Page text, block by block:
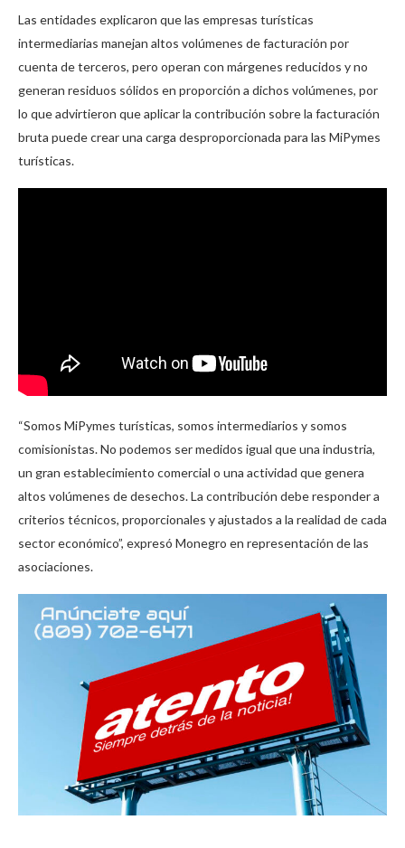
Las entidades explicaron que las empresas turísticas
intermediarias manejan altos volúmenes de facturación por
cuenta de terceros, pero operan con márgenes reducidos y no
generan residuos sólidos en proporción a dichos volúmenes, por
lo que advirtieron que aplicar la contribución sobre la facturación
bruta puede crear una carga desproporcionada para las MiPymes
turísticas.
“Somos MiPymes turísticas, somos intermediarios y somos
comisionistas. No podemos ser medidos igual que una industria,
un gran establecimiento comercial o una actividad que genera
altos volúmenes de desechos. La contribución debe responder a
criterios técnicos, proporcionales y ajustados a la realidad de cada
sector económico”, expresó Monegro en representación de las
asociaciones.